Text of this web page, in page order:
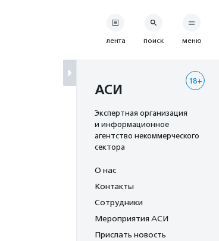
лента поиск меню
18+
АСИ
Экспертная организация
и информационное
агентство некоммерческого
сектора
О нас
Контакты
Сотрудники
Мероприятия АСИ
Прислать новость